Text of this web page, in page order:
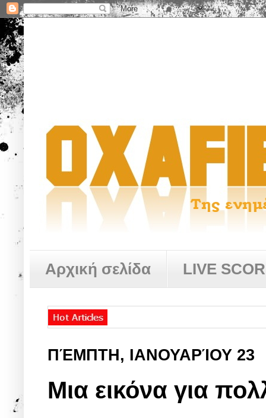
Αρχική σελίδα LIVE
ΠΈΜΠΤΗ, ΙΑΝΟΥΑΡΊΟΥ 23
Μια εικόνα για